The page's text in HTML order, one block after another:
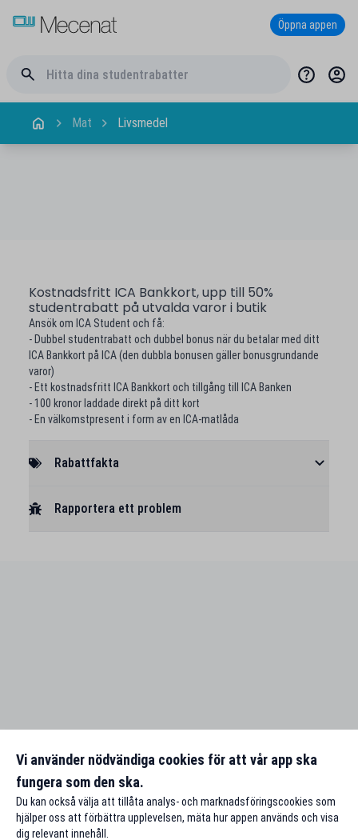
Öppna appen
Mat Livsmedel
Kostnadsfritt ICA Bankkort, upp till 50%
studentrabatt på utvalda varor i butik
Ansök om ICA Student och få:
- Dubbel studentrabatt och dubbel bonus när du betalar med ditt
ICA Bankkort på ICA (den dubbla bonusen gäller bonusgrundande
varor)
- Ett kostnadsfritt ICA Bankkort och tillgång till ICA Banken
- 100 kronor laddade direkt på ditt kort
- En välkomstpresent i form av en ICA-matlåda
Rabattfakta
Rapportera ett problem
Vi använder nödvändiga cookies för att vår app ska
fungera som den ska.
Du kan också välja att tillåta analys- och marknadsföringscookies som
hjälper oss att förbättra upplevelsen, mäta hur appen används och visa
dig relevant innehåll.